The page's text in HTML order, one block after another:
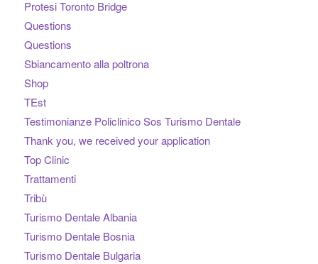
Protesi Toronto Bridge
Questions
Questions
Sbiancamento alla poltrona
Shop
TEst
Testimonianze Policlinico Sos Turismo Dentale
Thank you, we received your application
Top Clinic
Trattamenti
Tribù
Turismo Dentale Albania
Turismo Dentale Bosnia
Turismo Dentale Bulgaria